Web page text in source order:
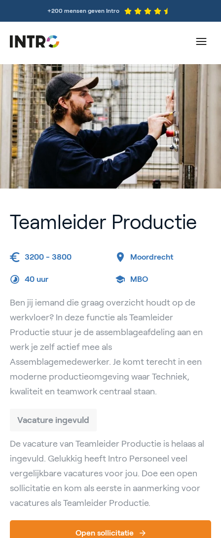
+200 mensen geven Intro
Teamleider Productie
3200 - 3800 Moordrecht
40 uur MBO
Ben jij iemand die graag overzicht houdt op de
werkvloer? In deze functie als Teamleider
Productie stuur je de assemblageafdeling aan en
werk je zelf actief mee als
Assemblagemedewerker. Je komt terecht in een
moderne productieomgeving waar Techniek,
kwaliteit en teamwork centraal staan.
Vacature ingevuld
De vacature van Teamleider Productie is helaas al
ingevuld. Gelukkig heeft Intro Personeel veel
vergelijkbare vacatures voor jou. Doe een open
sollicitatie en kom als eerste in aanmerking voor
vacatures als Teamleider Productie.
Open sollicitatie